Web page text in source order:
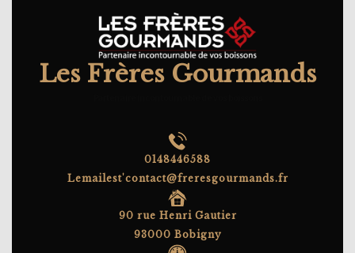
Les Frères Gourmands
0148446588
Lemailest'contact@freresgourmands.fr
90 rue Henri Gautier
93000 Bobigny